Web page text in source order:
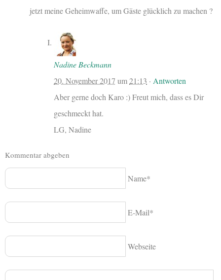
jetzt meine Geheimwaffe, um Gäste glücklich zu machen ?
Nadine Beckmann
20. November 2017 um21:13 · Antworten
Aber gerne doch Karo :) Freut mich, dass es Dir
geschmeckt hat.
LG, Nadine
Kommentar abgeben
Name*
E-Mail*
Webseite